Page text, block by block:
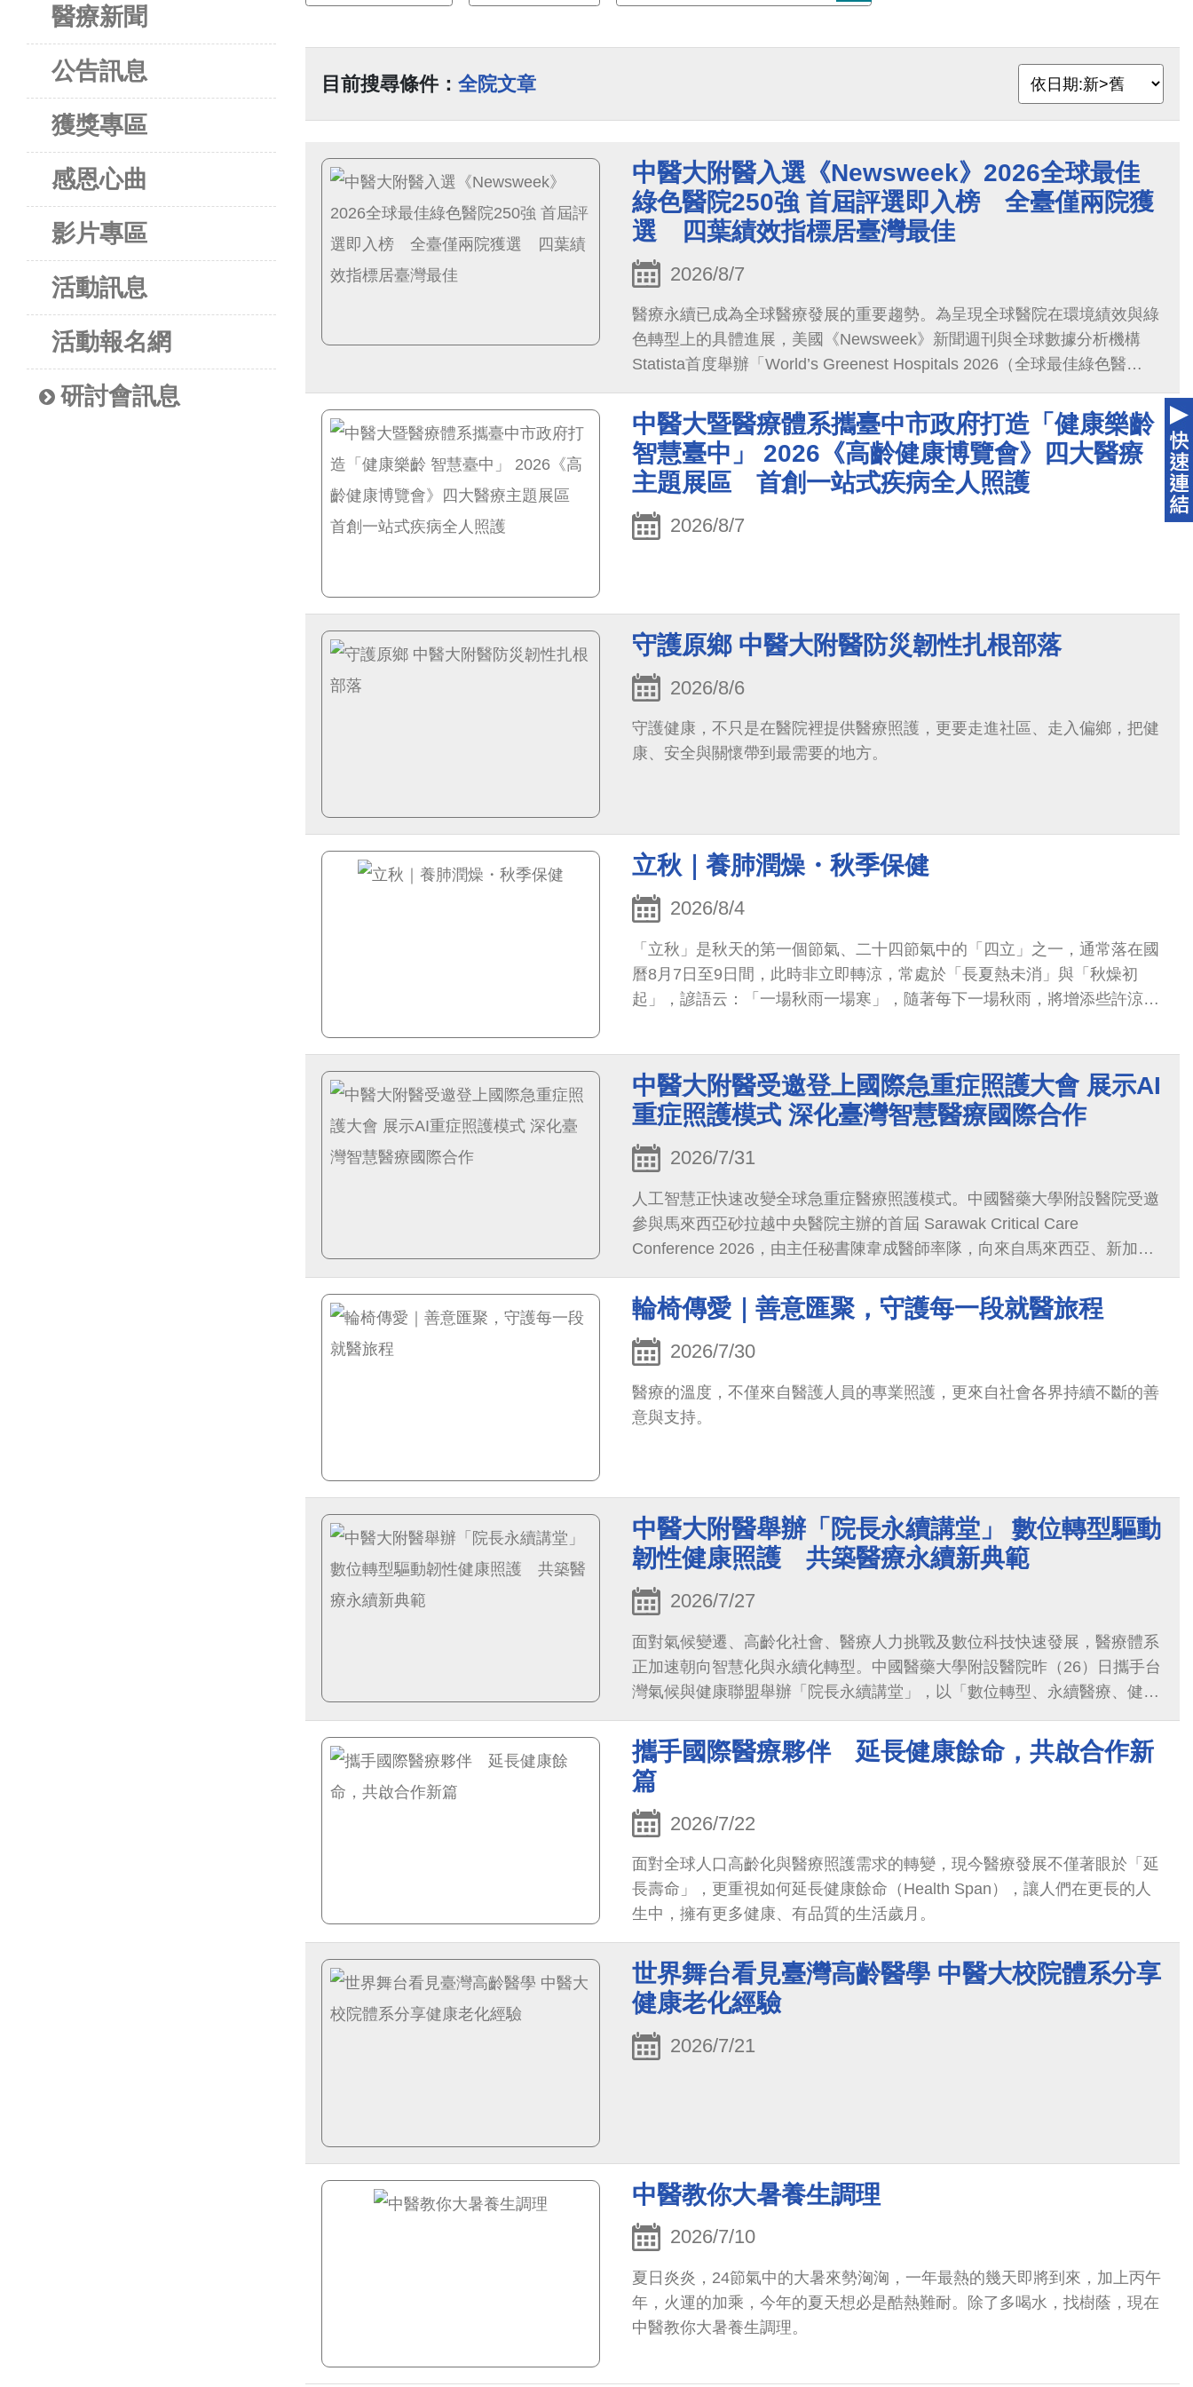
醫療新聞
公告訊息
獲獎專區
感恩心曲
影片專區
活動訊息
活動報名網
研討會訊息
目前搜尋條件： 全院文章
中醫大附醫入選《Newsweek》2026全球最佳
綠色醫院250強 首屆評選即入榜 全臺僅兩院獲
選 四葉績效指標居臺灣最佳
2026/8/7
醫療永續已成為全球醫療發展的重要趨勢。為呈現全球醫院在環境績效與綠
色轉型上的具體進展，美國《Newsweek》新聞週刊與全球數據分析機構
Statista首度舉辦「World’s Greenest Hospitals 2026（全球最佳綠色醫
院）」評選，並於8月6日公布結果，從全球36個國家選出250家醫院。
中醫大暨醫療體系攜臺中市政府打造「健康樂齡
智慧臺中」 2026《高齡健康博覽會》四大醫療
主題展區 首創一站式疾病全人照護
2026/8/7
守護原鄉 中醫大附醫防災韌性扎根部落
2026/8/6
守護健康，不只是在醫院裡提供醫療照護，更要走進社區、走入偏鄉，把健
康、安全與關懷帶到最需要的地方。
立秋｜養肺潤燥・秋季保健
2026/8/4
「立秋」是秋天的第一個節氣、二十四節氣中的「四立」之一，通常落在國
曆8月7日至9日間，此時非立即轉涼，常處於「長夏熱未消」與「秋燥初
起」，諺語云：「一場秋雨一場寒」，隨著每下一場秋雨，將增添些許涼
中醫大附醫受邀登上國際急重症照護大會 展示AI
重症照護模式 深化臺灣智慧醫療國際合作
2026/7/31
人工智慧正快速改變全球急重症醫療照護模式。中國醫藥大學附設醫院受邀
參與馬來西亞砂拉越中央醫院主辦的首屆 Sarawak Critical Care
Conference 2026，由主任秘書陳韋成醫師率隊，向來自馬來西亞、新加坡
症照護、智慧臨床決策及生成式AI護理機器人等創新成果，展現臺灣智慧醫
療由臨床實證邁向國際合作與模式輸出的發展成果，獲得與會者熱烈迴響。
輪椅傳愛｜善意匯聚，守護每一段就醫旅程
2026/7/30
醫療的溫度，不僅來自醫護人員的專業照護，更來自社會各界持續不斷的善
意與支持。
中醫大附醫舉辦「院長永續講堂」 數位轉型驅動
韌性健康照護 共築醫療永續新典範
2026/7/27
面對氣候變遷、高齡化社會、醫療人力挑戰及數位科技快速發展，醫療體系
正加速朝向智慧化與永續化轉型。中國醫藥大學附設醫院昨（26）日攜手台
灣氣候與健康聯盟舉辦「院長永續講堂」，以「數位轉型、永續醫療、健康
探討臺灣醫療體系因應氣候與健康風險的轉型方向。
攜手國際醫療夥伴 延長健康餘命，共啟合作新
篇
2026/7/22
面對全球人口高齡化與醫療照護需求的轉變，現今醫療發展不僅著眼於「延
長壽命」，更重視如何延長健康餘命（Health Span），讓人們在更長的人
生中，擁有更多健康、有品質的生活歲月。
世界舞台看見臺灣高齡醫學 中醫大校院體系分享
健康老化經驗
2026/7/21
中醫教你大暑養生調理
2026/7/10
夏日炎炎，24節氣中的大暑來勢洶洶，一年最熱的幾天即將到來，加上丙午
年，火運的加乘，今年的夏天想必是酷熱難耐。除了多喝水，找樹蔭，現在
中醫教你大暑養生調理。